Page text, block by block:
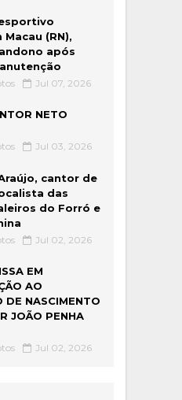
(RN),
após
Jul 07, 2026
NETO
Jul 03, 2026
cantor de
das
do Forró e
Jul 02, 2026
EM
AO
DE NASCIMENTO
JOÃO PENHA
Jul 02, 2026